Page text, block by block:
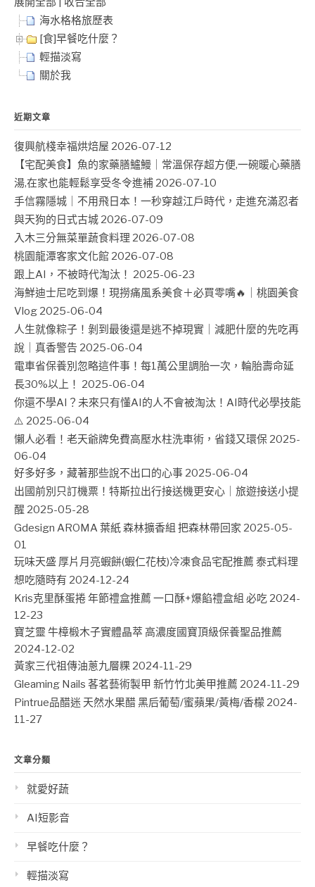
海水格格旅歷表
[食]早餐吃什麼？
輕描淡寫
關於我
近期文章
復興航棧幸福烘焙屋 2026-07-12
【宅配美食】魚的家藥膳鱸鰻｜常溫保存超方便,一碗暖心藥膳
湯,在家也能輕鬆享受冬令進補 2026-07-10
手信霧隱城｜不用飛日本！一秒穿越江戶時代，走進充滿忍者
與天狗的日式古城 2026-07-09
入木三分無菜單蔬食料理 2026-07-08
桃園龍潭客家文化館 2026-07-08
跟上AI，不被時代淘汰！ 2025-06-23
海鮮迪士尼吃到爆！現撈痛風系美食＋必買零嘴🔥｜桃園美食
Vlog 2025-06-04
人生就像粽子！剝到最後還是逃不掉現實｜減肥什麼的先吃再
說｜真香警告 2025-06-04
電車省保養別忽略這件事！每1萬公里調胎一次，輪胎壽命延
長30%以上！ 2025-06-04
你還不學AI？未來只有懂AI的人不會被淘汰！AI時代必學技能
⚠️ 2025-06-04
懶人必看！老天爺牌免費高壓水柱洗車術，省錢又環保 2025-
06-04
好多好多，藏著那些說不出口的心事 2025-06-04
出國前別只訂機票！特斯拉出行接送機更安心｜旅遊接送小提
醒 2025-05-28
Gdesign AROMA 葉紙 森林擴香組 把森林帶回家 2025-05-
01
玩味天盛 厚片月亮蝦餅(蝦仁花枝)冷凍食品宅配推薦 泰式料理
想吃隨時有 2024-12-24
Kris克里酥蛋捲 年節禮盒推薦 一口酥+爆餡禮盒組 必吃 2024-
12-23
寶芝靈 牛樟椴木子實體晶萃 高濃度國寶頂級保養聖品推薦
2024-12-02
黃家三代祖傳油蔥九層粿 2024-11-29
Gleaming Nails 茖茗藝術製甲 新竹竹北美甲推薦 2024-11-29
Pintrue品醋迷 天然水果醋 黑后葡萄/蜜蘋果/黃梅/香檬 2024-
11-27
文章分類
就愛好蔬
AI短影音
早餐吃什麼？
輕描淡寫